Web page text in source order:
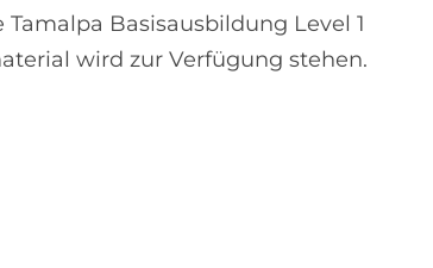
Basisausbildung Level 1
wird zur Verfügung stehen.